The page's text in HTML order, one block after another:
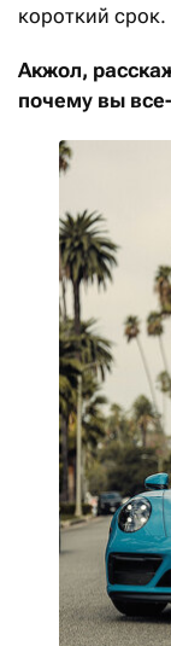
короткий срок.
Акжол,
почему вы